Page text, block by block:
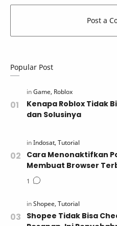
Popular Post
Kenapa Roblox Tidak
dan Solusinya
Cara Menonaktifkan
Membuat Browser
Shopee Tidak Bisa